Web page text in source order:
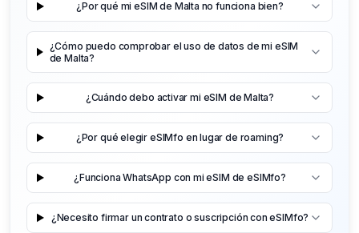
¿Por qué mi eSIM de Malta no funciona bien?
¿Cómo puedo comprobar el uso de datos de mi eSIM
de Malta?
¿Cuándo debo activar mi eSIM de Malta?
¿Por qué elegir eSIMfo en lugar de roaming?
¿Funciona WhatsApp con mi eSIM de eSIMfo?
¿Necesito firmar un contrato o suscripción con eSIMfo?